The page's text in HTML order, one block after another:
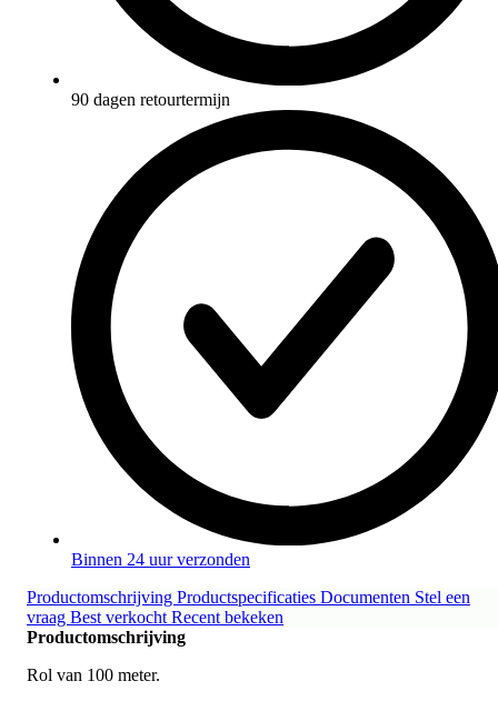
90 dagen retourtermijn
Binnen 24 uur verzonden
Productomschrijving Productspecificaties Documenten Stel een
vraag Best verkocht Recent bekeken
Productomschrijving
Rol van 100 meter.